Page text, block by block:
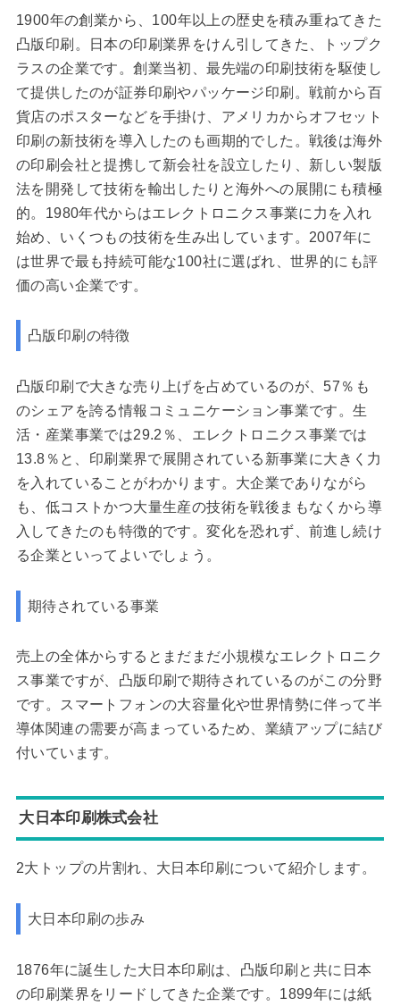
1900年の創業から、100年以上の歴史を積み重ねてきた
凸版印刷。日本の印刷業界をけん引してきた、トップク
ラスの企業です。創業当初、最先端の印刷技術を駆使し
て提供したのが証券印刷やパッケージ印刷。戦前から百
貨店のポスターなどを手掛け、アメリカからオフセット
印刷の新技術を導入したのも画期的でした。戦後は海外
の印刷会社と提携して新会社を設立したり、新しい製版
法を開発して技術を輸出したりと海外への展開にも積極
的。1980年代からはエレクトロニクス事業に力を入れ
始め、いくつもの技術を生み出しています。2007年に
は世界で最も持続可能な100社に選ばれ、世界的にも評
価の高い企業です。
凸版印刷の特徴
凸版印刷で大きな売り上げを占めているのが、57％も
のシェアを誇る情報コミュニケーション事業です。生
活・産業事業では29.2％、エレクトロニクス事業では
13.8％と、印刷業界で展開されている新事業に大きく力
を入れていることがわかります。大企業でありながら
も、低コストかつ大量生産の技術を戦後まもなくから導
入してきたのも特徴的です。変化を恐れず、前進し続け
る企業といってよいでしょう。
期待されている事業
売上の全体からするとまだまだ小規模なエレクトロニク
ス事業ですが、凸版印刷で期待されているのがこの分野
です。スマートフォンの大容量化や世界情勢に伴って半
導体関連の需要が高まっているため、業績アップに結び
付いています。
大日本印刷株式会社
2大トップの片割れ、大日本印刷について紹介します。
大日本印刷の歩み
1876年に誕生した大日本印刷は、凸版印刷と共に日本
の印刷業界をリードしてきた企業です。1899年には紙